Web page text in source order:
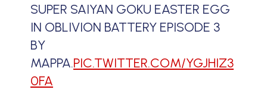
SUPER SAIYAN GOKU EASTER EGG
IN OBLIVION BATTERY EPISODE 3
BY
MAPPA.PIC.TWITTER.COM/YGJHIZ3
0FA